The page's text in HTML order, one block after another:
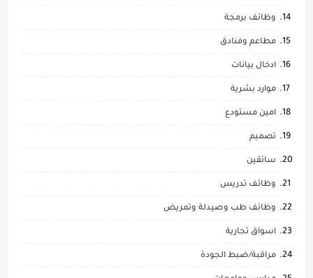
وظائف برمجة
مطاعم وفنادق
ادخال بيانات
موارد بشرية
امين مستودع
تصميم
سائقين
وظائف تدريس
وظائف طب وصيدلة وتمريض
اسواق تجارية
مراقبة/ضبط الجودة